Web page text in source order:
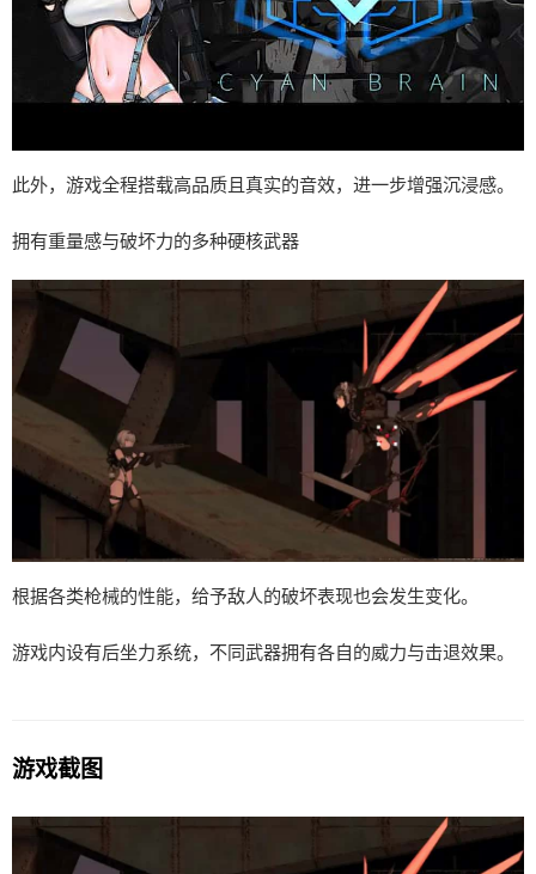
此外，游戏全程搭载高品质且真实的音效，进一步增强沉浸感。
拥有重量感与破坏力的多种硬核武器
根据各类枪械的性能，给予敌人的破坏表现也会发生变化。
游戏内设有后坐力系统，不同武器拥有各自的威力与击退效果。
游戏截图